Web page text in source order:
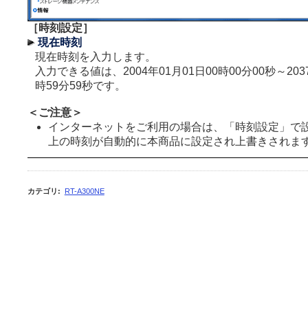
［時刻設定］
現在時刻
現在時刻を入力します。
入力できる値は、2004年01月01日00時00分00秒～
時59分59秒です。
＜ご注意＞
インターネットをご利用の場合は、「時刻設定」で
上の時刻が自動的に本商品に設定され上書きされま
カテゴリ : RT-A300NE